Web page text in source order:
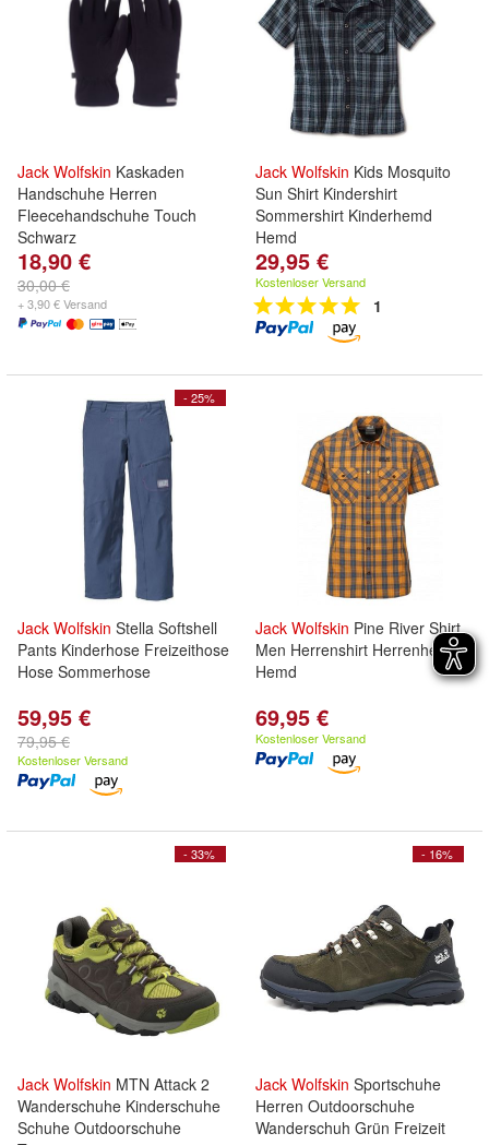
Jack Wolfskin Kaskaden
Handschuhe Herren
Fleecehandschuhe Touch
Schwarz
18,90 €
30,00 €
+ 3,90 € Versand
Jack Wolfskin Kids Mosquito
Sun Shirt Kindershirt
Sommershirt Kinderhemd
Hemd
29,95 €
Kostenloser Versand
1
- 25%
Jack Wolfskin Stella Softshell
Pants Kinderhose Freizeithose
Hose Sommerhose
59,95 €
79,95 €
Kostenloser Versand
Jack Wolfskin Pine River Shirt
Men Herrenshirt Herrenhemd
Hemd
69,95 €
Kostenloser Versand
- 33%
Jack Wolfskin MTN Attack 2
Wanderschuhe Kinderschuhe
Schuhe Outdoorschuhe
- 16%
Jack Wolfskin Sportschuhe
Herren Outdoorschuhe
Wanderschuh Grün Freizeit